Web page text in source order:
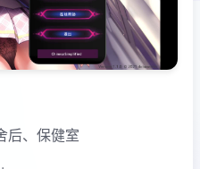
后、保健室